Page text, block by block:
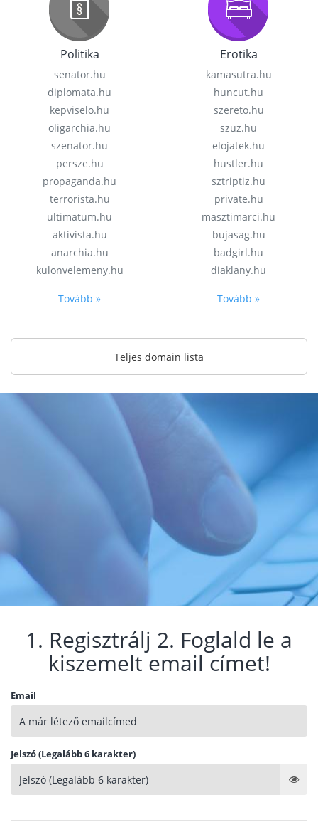
Politika
senator.hu
diplomata.hu
kepviselo.hu
oligarchia.hu
szenator.hu
persze.hu
propaganda.hu
terrorista.hu
ultimatum.hu
aktivista.hu
anarchia.hu
kulonvelemeny.hu
Tovább »
Erotika
kamasutra.hu
huncut.hu
szereto.hu
szuz.hu
elojatek.hu
hustler.hu
sztriptiz.hu
private.hu
masztimarci.hu
bujasag.hu
badgirl.hu
diaklany.hu
Tovább »
Teljes domain lista
1. Regisztrálj 2. Foglald le a
kiszemelt email címet!
Email
Jelszó (Legalább 6 karakter)